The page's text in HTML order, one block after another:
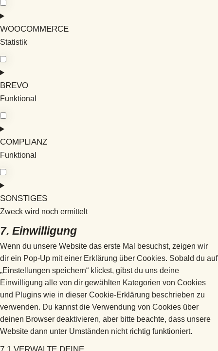
WOOCOMMERCE
Statistik
BREVO
Funktional
COMPLIANZ
Funktional
SONSTIGES
Zweck wird noch ermittelt
7. Einwilligung
Wenn du unsere Website das erste Mal besuchst, zeigen wir
dir ein Pop-Up mit einer Erklärung über Cookies. Sobald du auf
„Einstellungen speichern“ klickst, gibst du uns deine
Einwilligung alle von dir gewählten Kategorien von Cookies
und Plugins wie in dieser Cookie-Erklärung beschrieben zu
verwenden. Du kannst die Verwendung von Cookies über
deinen Browser deaktivieren, aber bitte beachte, dass unsere
Website dann unter Umständen nicht richtig funktioniert.